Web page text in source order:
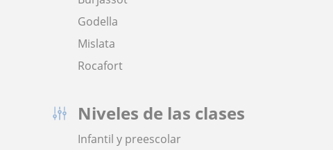
Godella
Mislata
Rocafort
Niveles de las clases
Infantil y preescolar